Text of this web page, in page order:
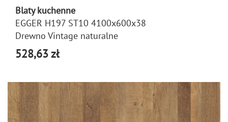
Blaty kuchenne
EGGER H197 ST10 4100x600x38
Drewno Vintage naturalne
528,63 zł